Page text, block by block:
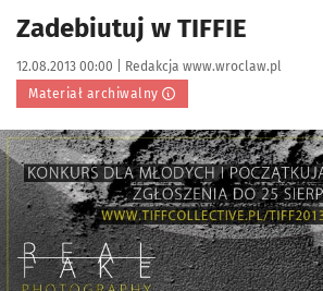
Zadebiutuj w TIFFIE
Data publikacji:
12.08.2013 00:00 | Autor:
Redakcja www.wroclaw.pl
Materiał archiwalny
Kliknij, aby powiększyć